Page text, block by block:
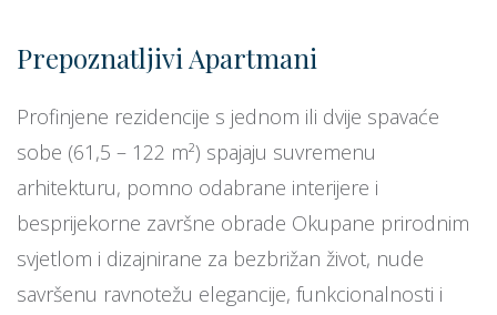
Prepoznatljivi Apartmani
Profinjene rezidencije s jednom ili dvije spavaće
sobe (61,5 – 122 m²) spajaju suvremenu
arhitekturu, pomno odabrane interijere i
besprijekorne završne obrade Okupane prirodnim
svjetlom i dizajnirane za bezbrižan život, nude
savršenu ravnotežu elegancije, funkcionalnosti i